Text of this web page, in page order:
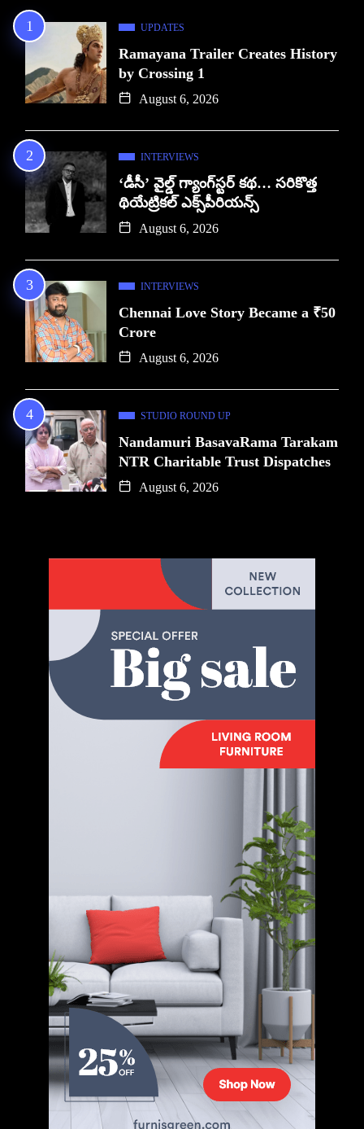
UPDATES
Ramayana Trailer Creates History
by Crossing 1
August 6, 2026
INTERVIEWS
‘డీసీ’ వైల్డ్ గ్యాంగ్‌స్టర్ కథ… సరికొత్త
థియేట్రికల్ ఎక్స్‌పీరియన్స్
August 6, 2026
INTERVIEWS
Chennai Love Story Became a ₹50
Crore
August 6, 2026
STUDIO ROUND UP
Nandamuri BasavaRama Tarakam
NTR Charitable Trust Dispatches
August 6, 2026